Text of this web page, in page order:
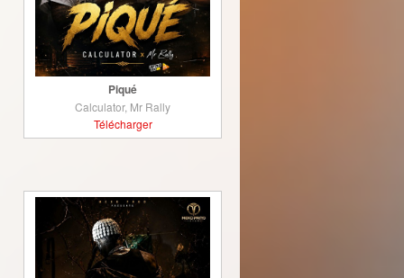
Piqué
Calculator, Mr Rally
Télécharger